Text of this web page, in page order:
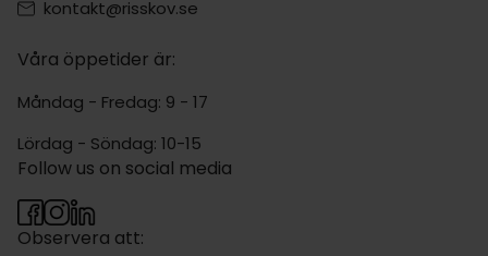
kontakt@risskov.se
Våra öppetider är:
Måndag - Fredag: 9 - 17
Lördag - Söndag: 10-15
Observera att:
Follow us on social media